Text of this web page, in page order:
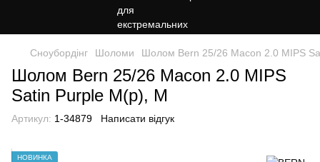
Сноубордiнг Шоломи Шолом Bern 25/26 Macon 2.0 MIPS
Шолом Bern 25/26 Macon 2.0 MIPS
Satin Purple M(р), M
Артикул: 1-34879 Написати відгук
НОВИНКА